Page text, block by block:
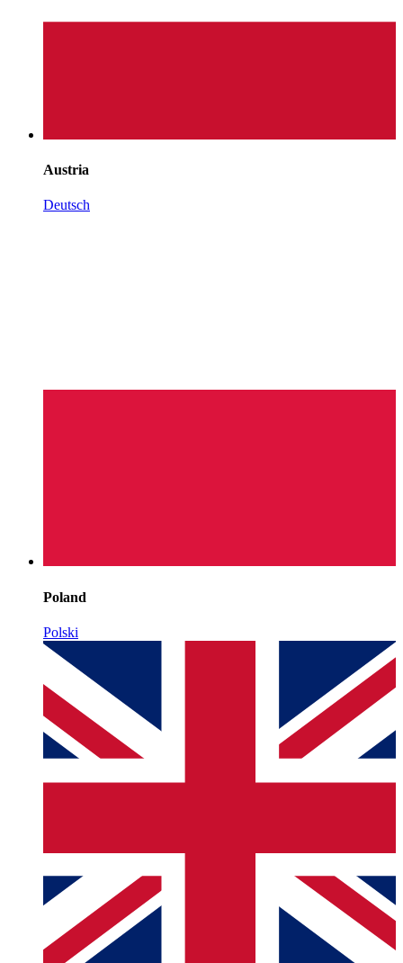
Austria
Deutsch
Poland
Polski